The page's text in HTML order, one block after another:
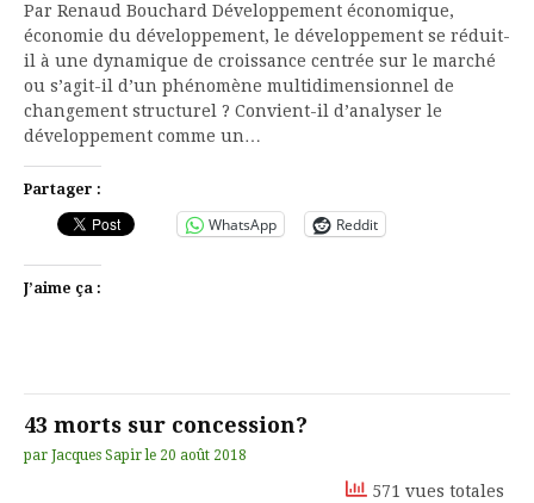
Par Renaud Bouchard Développement économique,
économie du développement, le développement se réduit-
il à une dynamique de croissance centrée sur le marché
ou s’agit-il d’un phénomène multidimensionnel de
changement structurel ? Convient-il d’analyser le
développement comme un…
Partager :
WhatsApp Reddit
J’aime ça :
43 morts sur concession?
par Jacques Sapir le 20 août 2018
571 vues totales